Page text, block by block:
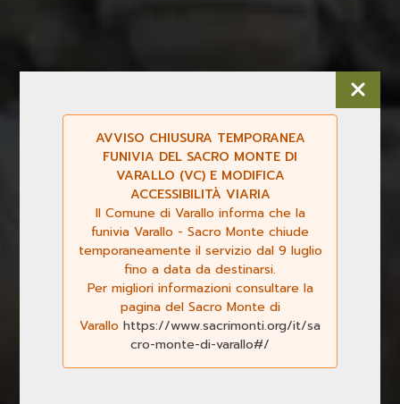
AVVISO CHIUSURA TEMPORANEA
FUNIVIA DEL SACRO MONTE DI
VARALLO (VC) E MODIFICA
ACCESSIBILITÀ VIARIA
Il Comune di Varallo informa che la
funivia Varallo - Sacro Monte chiude
temporaneamente il servizio dal 9 luglio
fino a data da destinarsi.
Per migliori informazioni consultare la
pagina del Sacro Monte di
Varallo https://www.sacrimonti.org/it/sa
cro-monte-di-varallo#/